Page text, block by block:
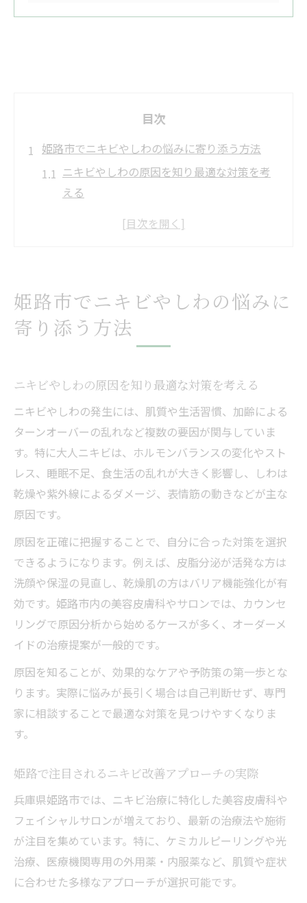
目次
姫路市でニキビやしわの悩みに寄り添う方法
ニキビやしわの原因を知り最適な対策を考
える
姫路で注目されるニキビ改善アプローチの
に
姫路の美容皮膚科で始める効果的ニキビ対
ニキビ治療で選びたい姫路の美容皮膚科特
徴
大人ニキビ向けの最新治療と選び方のコツ
姫路の美容皮膚科で叶えるしわケアの工夫
専門家が教えるニキビ治療のポイントとは
ニキビ治療で知っておくべき保険適用の基
準
姫路で保険適用が可能な皮膚科の選び方
賢く選びたいニキビ治療と保険活用のコツ
保険適用で受けられるニキビ治療の実例
姫路の皮膚科で安心のニキビ治療を受ける
秘訣
しわ改善も叶う最新の肌ケアとは何か
大人肌向けの新しいニキビ＆しわ改善アプ
ローチ
しわ改善とニキビ予防を両立する方法
美容皮膚科で受けるしわとニキビ治療の進
化
効果的に美肌を目指す治療のポイント
姫路市でニキビやしわの悩みに
寄り添う方法
ニキビやしわの原因を知り最適な対策を考える
ニキビやしわの発生には、肌質や生活習慣、加齢による
ターンオーバーの乱れなど複数の要因が関与していま
す。特に大人ニキビは、ホルモンバランスの変化やスト
レス、睡眠不足、食生活の乱れが大きく影響し、しわは
乾燥や紫外線によるダメージ、表情筋の動きなどが主な
原因です。
原因を正確に把握することで、自分に合った対策を選択
できるようになります。例えば、皮脂分泌が活発な方は
洗顔や保湿の見直し、乾燥肌の方はバリア機能強化が有
効です。姫路市内の美容皮膚科やサロンでは、カウンセ
リングで原因分析から始めるケースが多く、オーダーメ
イドの治療提案が一般的です。
原因を知ることが、効果的なケアや予防策の第一歩とな
ります。実際に悩みが長引く場合は自己判断せず、専門
家に相談することで最適な対策を見つけやすくなりま
す。
姫路で注目されるニキビ改善アプローチの実際
兵庫県姫路市では、ニキビ治療に特化した美容皮膚科や
フェイシャルサロンが増えており、最新の治療法や施術
が注目を集めています。特に、ケミカルピーリングや光
治療、医療機関専用の外用薬・内服薬など、肌質や症状
に合わせた多様なアプローチが選択可能です。